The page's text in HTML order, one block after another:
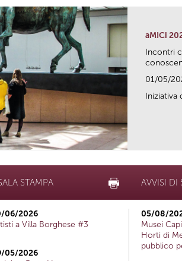
aMICi
Incontri
01/05/
Iniziativa
STAMPA
06/2026
a Villa Borghese #3
05/2026
AVVISI DI
05/08/
Musei
Horti di
pubblico